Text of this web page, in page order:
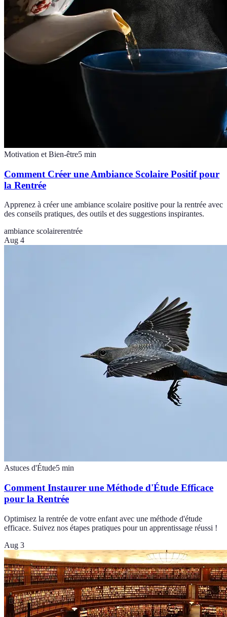
Motivation et Bien-être5 min
Comment Créer une Ambiance Scolaire Positif pour
la Rentrée
Apprenez à créer une ambiance scolaire positive pour la rentrée avec
des conseils pratiques, des outils et des suggestions inspirantes.
ambiance scolairerentrée
Aug 4
Astuces d'Étude5 min
Comment Instaurer une Méthode d'Étude Efficace
pour la Rentrée
Optimisez la rentrée de votre enfant avec une méthode d'étude
efficace. Suivez nos étapes pratiques pour un apprentissage réussi !
Aug 3